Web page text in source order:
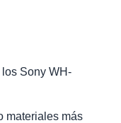
Sony WH-
materiales más